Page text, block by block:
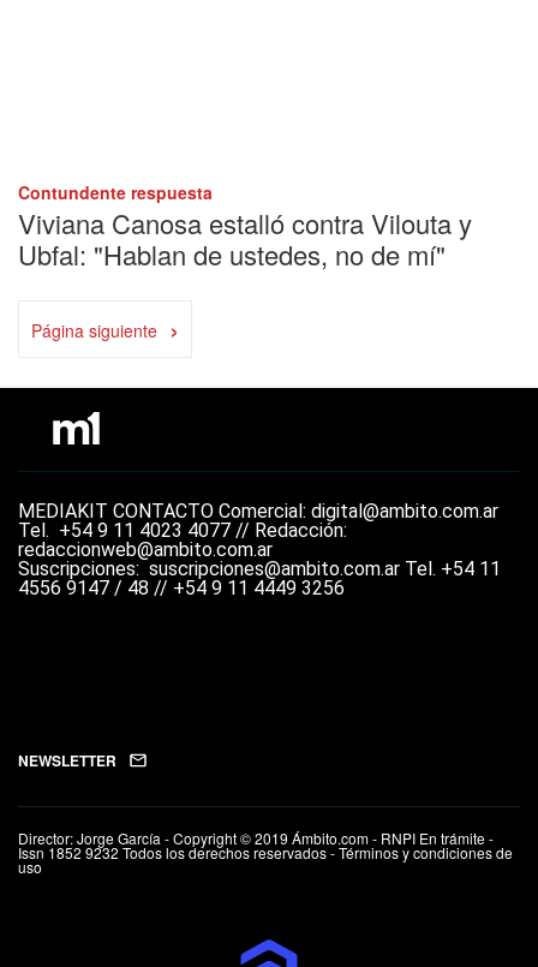
Contundente respuesta
Viviana Canosa estalló contra Vilouta y
Ubfal: "Hablan de ustedes, no de mí"
Página siguiente ›
MEDIAKIT CONTACTO Comercial: digital@ambito.com.ar
Tel. +54 9 11 4023 4077 // Redacción:
redaccionweb@ambito.com.ar
Suscripciones: suscripciones@ambito.com.ar Tel. +54 11
4556 9147 / 48 // +54 9 11 4449 3256
NEWSLETTER
Director: Jorge García - Copyright © 2019 Ámbito.com - RNPI En trámite -
Issn 1852 9232 Todos los derechos reservados - Términos y condiciones de
uso